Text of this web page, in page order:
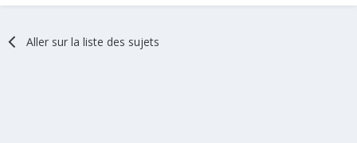
Aller sur la liste des sujets